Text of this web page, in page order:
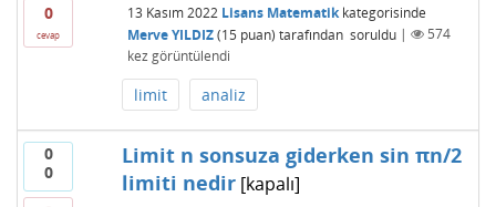
0
cevap
13 Kasım 2022 Lisans Matematikkategorisinde
Merve YILDIZ (15 puan) tarafından soruldu |
574
kez görüntülendi
limit analiz
0
0
Limit n sonsuza giderken sin πn/2
limiti nedir[kapalı]